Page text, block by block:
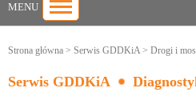
MENU
Strona główna > Serwis GDDKiA> Drogi i
Serwis GDDKiA